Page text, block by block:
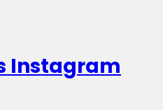
Instagram